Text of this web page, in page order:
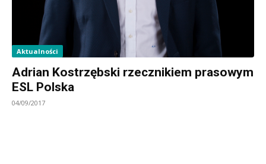
Aktualności
Adrian Kostrzębski rzecznikiem prasowym
ESL Polska
04/09/2017